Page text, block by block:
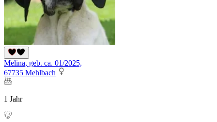
Melina, geb. ca. 01/2025,
67735 Mehlbach
1 Jahr